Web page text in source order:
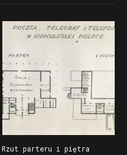
ul. Śniadeckich
Rzut parteru i piętra